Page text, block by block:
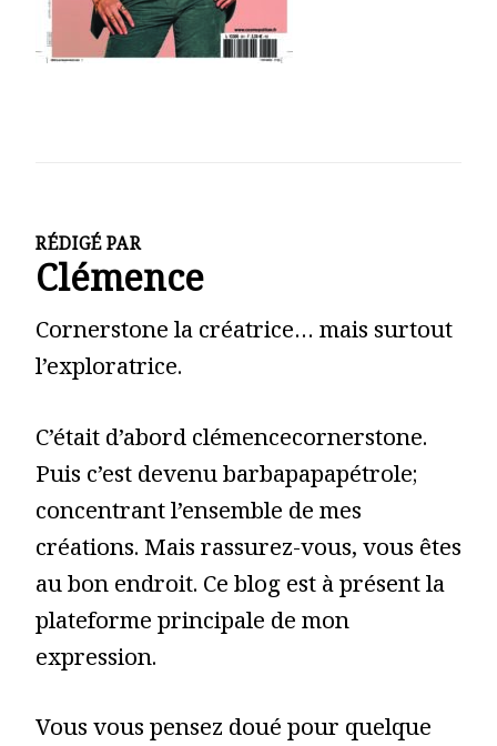
RÉDIGÉ PAR
Clémence
Cornerstone la créatrice… mais surtout
l’exploratrice.
C’était d’abord clémencecornerstone.
Puis c’est devenu barbapapapétrole;
concentrant l’ensemble de mes
créations. Mais rassurez-vous, vous êtes
au bon endroit. Ce blog est à présent la
plateforme principale de mon
expression.
Vous vous pensez doué pour quelque